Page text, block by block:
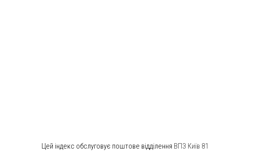
Цей індекс обслуговує поштове відділення ВПЗ Київ 81